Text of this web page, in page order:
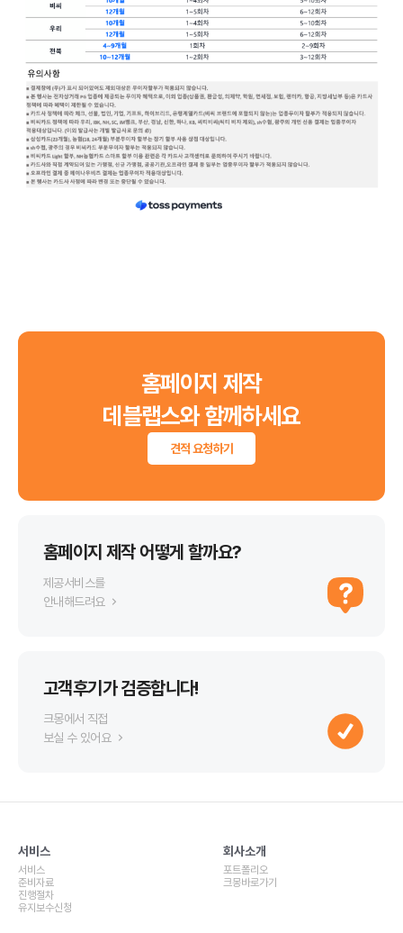
홈페이지 제작
데블랩스와 함께하세요
견적 요청하기
홈페이지 제작 어떻게 할까요?
제공서비스를
안내해드려요
고객후기가 검증합니다!
크몽에서 직접
보실 수 있어요
서비스
서비스
준비자료
진행절차
유지보수신청
회사소개
포트폴리오
크몽바로가기